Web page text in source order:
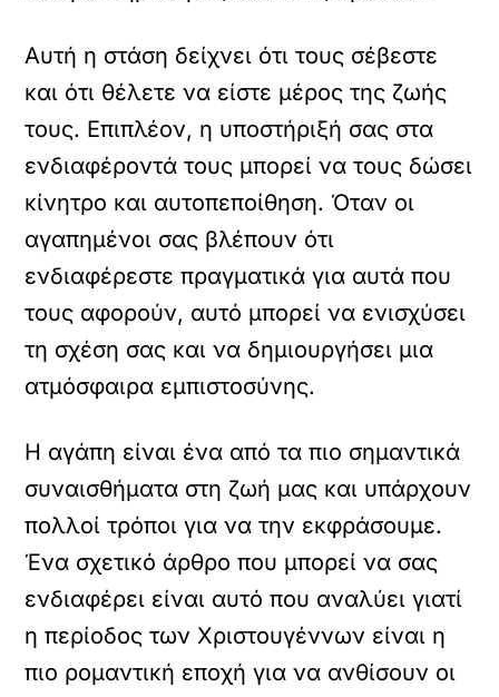
Αυτή η στάση δείχνει ότι τους σέβεστε
και ότι θέλετε να είστε μέρος της ζωής
τους. Επιπλέον, η υποστήριξή σας στα
ενδιαφέροντά τους μπορεί να τους δώσει
κίνητρο και αυτοπεποίθηση. Όταν οι
αγαπημένοι σας βλέπουν ότι
ενδιαφέρεστε πραγματικά για αυτά που
τους αφορούν, αυτό μπορεί να ενισχύσει
τη σχέση σας και να δημιουργήσει μια
ατμόσφαιρα εμπιστοσύνης.
Η αγάπη είναι ένα από τα πιο σημαντικά
συναισθήματα στη ζωή μας και υπάρχουν
πολλοί τρόποι για να την εκφράσουμε.
Ένα σχετικό άρθρο που μπορεί να σας
ενδιαφέρει είναι αυτό που αναλύει γιατί
η περίοδος των Χριστουγέννων είναι η
πιο ρομαντική εποχή για να ανθίσουν οι